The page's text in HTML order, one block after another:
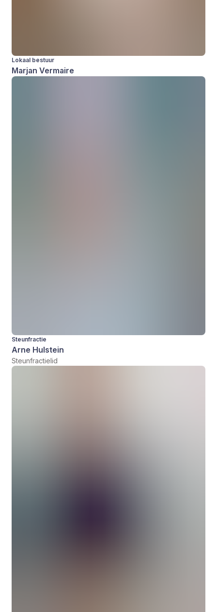
Lokaal bestuur
Marjan Vermaire
Steunfractie
Arne Hulstein
Steunfractielid